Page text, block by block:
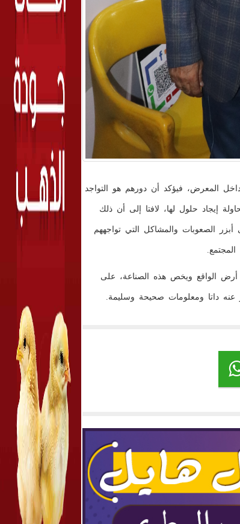
المعرض، فيؤكد أن دورهم هو التواجد
إيجاد حلول لها، لافتا إلى أن ذلك
الصعوبات والمشاكل التي تواجههم
أرض الواقع ويخص هذه الصناعة، على